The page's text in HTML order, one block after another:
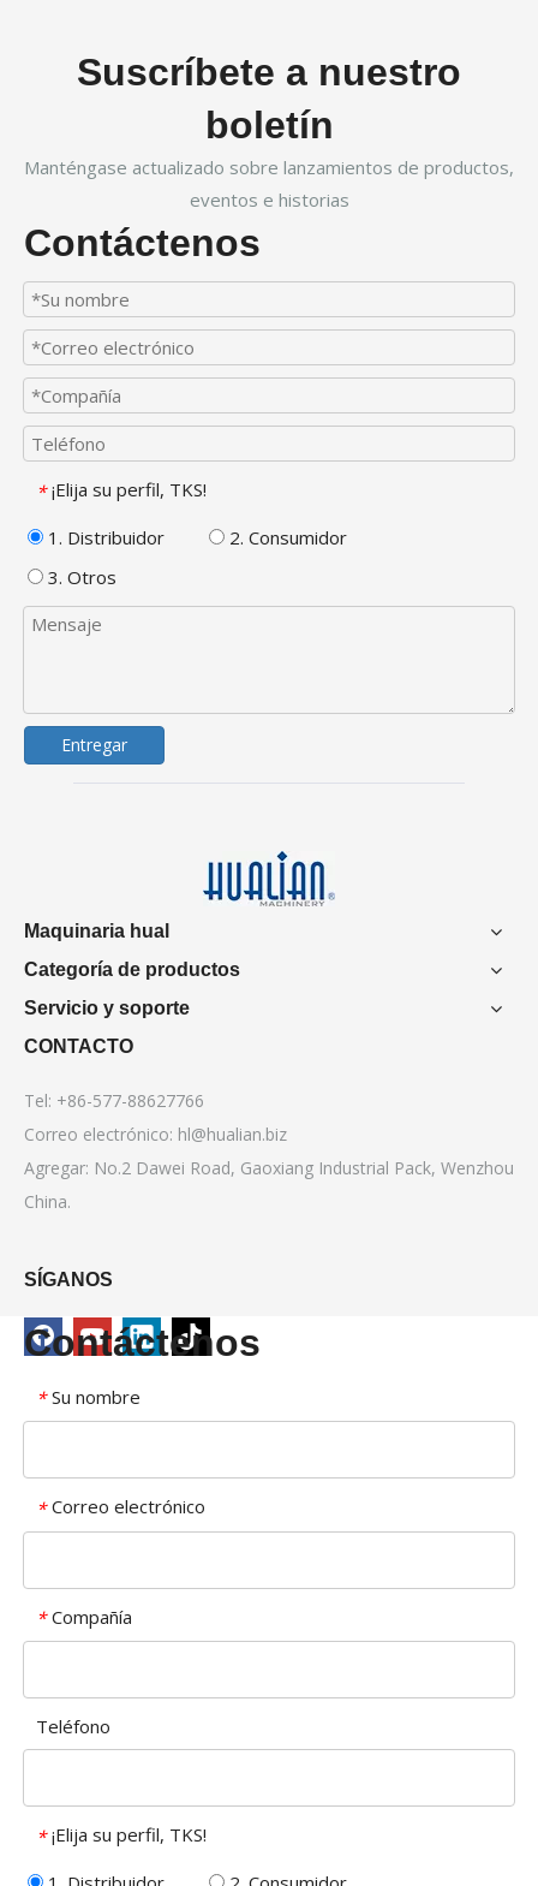
Suscríbete a nuestro
boletín
Manténgase actualizado sobre lanzamientos de productos,
eventos e historias
Contáctenos
* ¡Elija su perfil, TKS!
1. Distribuidor
2. Consumidor
3. Otros
Entregar
Maquinaria hual
Categoría de productos
Servicio y soporte
CONTACTO
Tel: +86-577-88627766
Correo electrónico: hl@hualian.biz
Agregar: No.2 Dawei Road, Gaoxiang Industrial Pack, Wenzhou
China.
SÍGANOS
Contáctenos
* Su nombre
* Correo electrónico
* Compañía
Teléfono
* ¡Elija su perfil, TKS!